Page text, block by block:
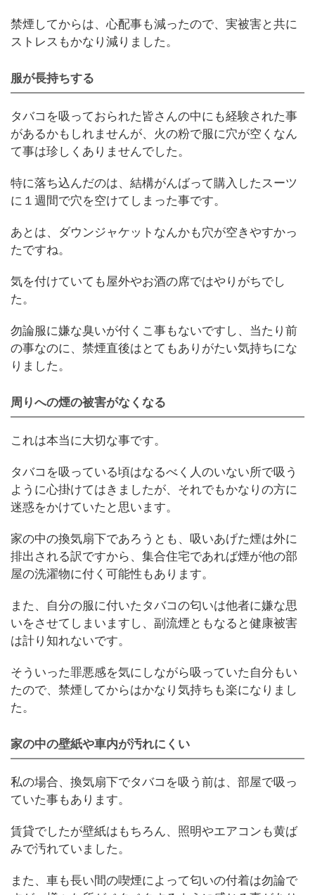
禁煙してからは、心配事も減ったので、実被害と共に
ストレスもかなり減りました。
服が長持ちする
タバコを吸っておられた皆さんの中にも経験された事
があるかもしれませんが、火の粉で服に穴が空くなん
て事は珍しくありませんでした。
特に落ち込んだのは、結構がんばって購入したスーツ
に１週間で穴を空けてしまった事です。
あとは、ダウンジャケットなんかも穴が空きやすかっ
たですね。
気を付けていても屋外やお酒の席ではやりがちでし
た。
勿論服に嫌な臭いが付くこ事もないですし、当たり前
の事なのに、禁煙直後はとてもありがたい気持ちにな
りました。
周りへの煙の被害がなくなる
これは本当に大切な事です。
タバコを吸っている頃はなるべく人のいない所で吸う
ように心掛けてはきましたが、それでもかなりの方に
迷惑をかけていたと思います。
家の中の換気扇下であろうとも、吸いあげた煙は外に
排出される訳ですから、集合住宅であれば煙が他の部
屋の洗濯物に付く可能性もあります。
また、自分の服に付いたタバコの匂いは他者に嫌な思
いをさせてしまいますし、副流煙ともなると健康被害
は計り知れないです。
そういった罪悪感を気にしながら吸っていた自分もい
たので、禁煙してからはかなり気持ちも楽になりまし
た。
家の中の壁紙や車内が汚れにくい
私の場合、換気扇下でタバコを吸う前は、部屋で吸っ
ていた事もあります。
賃貸でしたが壁紙はもちろん、照明やエアコンも黄ば
みで汚れていました。
また、車も長い間の喫煙によって匂いの付着は勿論で